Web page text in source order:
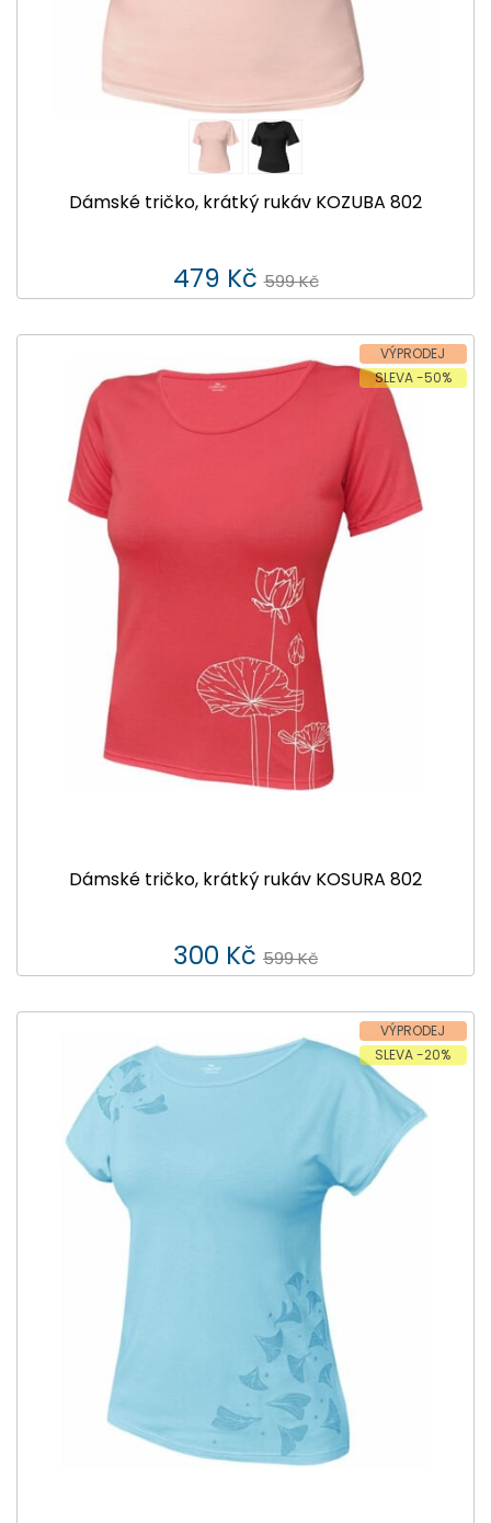
Dámské tričko, krátký rukáv KOZUBA 802
479 Kč 599 Kč
VÝPRODEJ
SLEVA -50%
Dámské tričko, krátký rukáv KOSURA 802
300 Kč 599 Kč
VÝPRODEJ
SLEVA -20%